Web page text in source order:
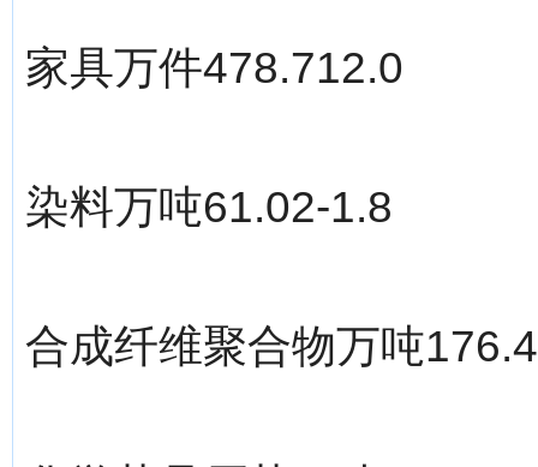
家具万件478.712.0
染料万吨61.02-1.8
合成纤维聚合物万吨